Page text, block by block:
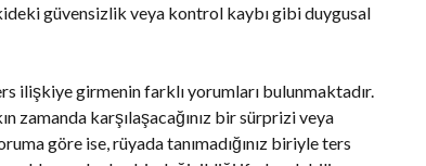
güvensizlik veya kontrol kaybı gibi duygusal
ilişkiye girmenin farklı yorumları bulunmaktadır.
zamanda karşılaşacağınız bir sürprizi veya
göre ise, rüyada tanımadığınız biriyle ters